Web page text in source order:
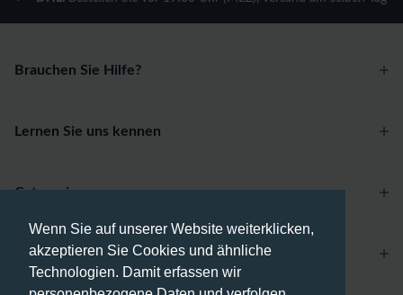
Wenn Sie auf unserer Website weiterklicken,
akzeptieren Sie Cookies und ähnliche
Technologien. Damit erfassen wir
Brauchen Sie Hilfe?
Lernen Sie uns kennen
Categories
Account